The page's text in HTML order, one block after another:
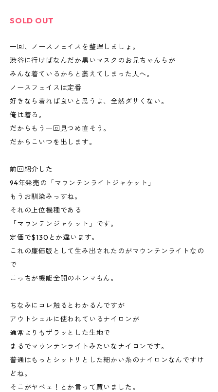
SOLD OUT
一回、ノースフェイスを整理しましょ。
渋谷に行けばなんだか黒いマスクのお兄ちゃんらが
みんな着ているからと萎えてしまった人へ。
ノースフェイスは定番
好きなら着れば良いと思うよ、全然ダサくない。
俺は着る。
だからもう一回見つめ直そう。
だからこいつを出します。
前回紹介した
94年発売の「マウンテンライトジャケット」
もうお馴染みっすね。
それの上位機種である
「マウンテンジャケット」です。
定価で$130とか違います。
これの廉価版として生み出されたのがマウンテンライトなの
で
こっちが機能全開のホンマもん。
ちなみにコレ触るとわかるんですが
アウトシェルに使われているナイロンが
通常よりもザラッとした生地で
まるでマウンテンライトみたいなナイロンです。
普通はもっとシットリとした細かい糸のナイロンなんですけ
どね。
そこがヤベェ！とか言って買いました。